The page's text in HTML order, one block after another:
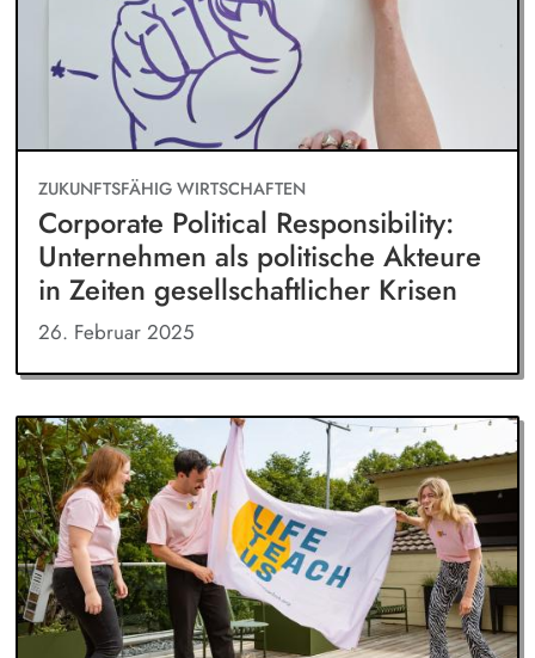
ZUKUNFTSFÄHIG WIRTSCHAFTEN
Corporate Political Responsibility:
Unternehmen als politische Akteure
in Zeiten gesellschaftlicher Krisen
26. Februar 2025